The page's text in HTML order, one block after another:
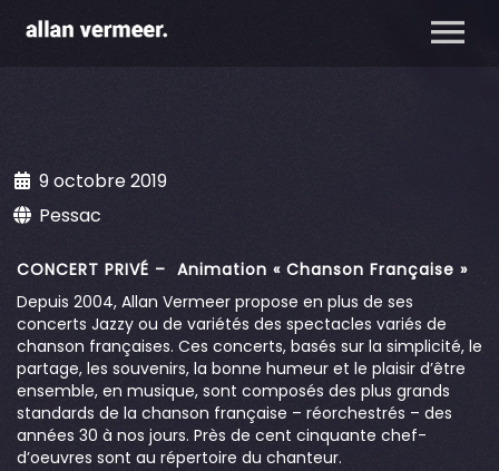
9 octobre 2019
Pessac
CONCERT PRIVÉ – Animation « Chanson Française »
Depuis 2004, Allan Vermeer propose en plus de ses
concerts Jazzy ou de variétés des spectacles variés de
chanson françaises. Ces concerts, basés sur la simplicité, le
partage, les souvenirs, la bonne humeur et le plaisir d’être
ensemble, en musique, sont composés des plus grands
standards de la chanson française – réorchestrés – des
années 30 à nos jours. Près de cent cinquante chef-
d’oeuvres sont au répertoire du chanteur.